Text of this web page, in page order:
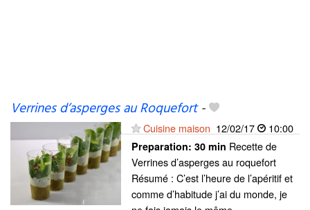
Verrines d’asperges au Roquefort-
Cuisine maison 12/02/17 10:00
Preparation: 30 min Recette de
Verrines d’asperges au roquefort
Résumé : C’est l’heure de l’apéritif et
comme d’habitude j’ai du monde, je